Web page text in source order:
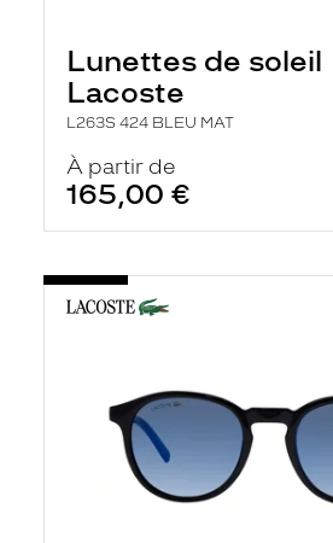
Lunettes de soleil
Lacoste
L263S 424 BLEU MAT
À partir de
165,00 €